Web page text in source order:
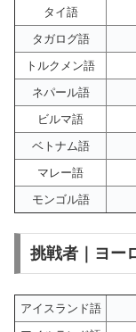
タイ語
タガログ語
トルクメン語
ネパール語
ビルマ語
ベトナム語
マレー語
モンゴル語
挑戦者｜ヨー
アイスランド語